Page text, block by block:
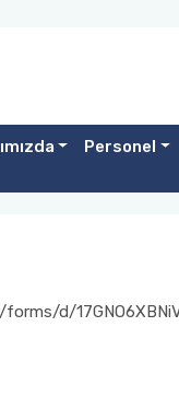
Personel
d/